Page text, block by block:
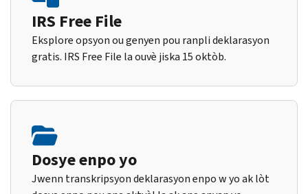
IRS Free File
Eksplore opsyon ou genyen pou ranpli deklarasyon
gratis. IRS Free File la ouvè jiska 15 oktòb.
Dosye enpo yo
Jwenn transkripsyon deklarasyon enpo w yo ak lòt